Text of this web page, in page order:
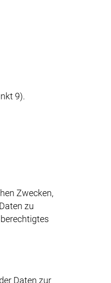
9).
Zwecken,
zu
Daten zur